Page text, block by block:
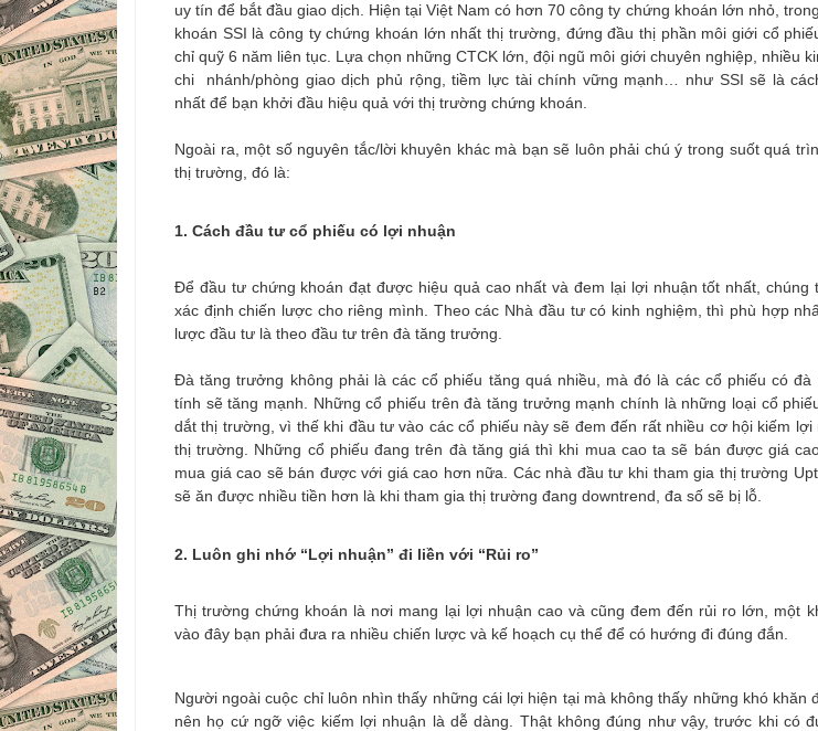
uy tín để bắt đầu giao dịch. Hiện tại Việt Nam có hơn 70 công ty chứng khoán lớn nhỏ,
khoán SSI là công ty chứng khoán lớn nhất thị trường, đứng đầu thị phần môi giới cổ
chỉ quỹ 6 năm liên tục. Lựa chọn những CTCK lớn, đội ngũ môi giới chuyên nghiệp, nhiều
chi nhánh/phòng giao dịch phủ rộng, tiềm lực tài chính vững mạnh… như SSI sẽ là
nhất để bạn khởi đầu hiệu quả với thị trường chứng khoán.
Ngoài ra, một số nguyên tắc/lời khuyên khác mà bạn sẽ luôn phải chú ý trong suốt quá
thị trường, đó là:
1. Cách đầu tư cổ phiếu có lợi nhuận
Để đầu tư chứng khoán đạt được hiệu quả cao nhất và đem lại lợi nhuận tốt nhất, chúng
xác định chiến lược cho riêng mình. Theo các Nhà đầu tư có kinh nghiệm, thì phù hợp
lược đầu tư là theo đầu tư trên đà tăng trưởng.
Đà tăng trưởng không phải là các cổ phiếu tăng quá nhiều, mà đó là các cổ phiếu có đà
tính sẽ tăng mạnh. Những cổ phiếu trên đà tăng trưởng mạnh chính là những loại cổ
dắt thị trường, vì thế khi đầu tư vào các cổ phiếu này sẽ đem đến rất nhiều cơ hội kiếm lợi
thị trường. Những cổ phiếu đang trên đà tăng giá thì khi mua cao ta sẽ bán được giá
mua giá cao sẽ bán được với giá cao hơn nữa. Các nhà đầu tư khi tham gia thị trường
sẽ ăn được nhiều tiền hơn là khi tham gia thị trường đang downtrend, đa số sẽ bị lỗ.
2. Luôn ghi nhớ “Lợi nhuận” đi liền với “Rủi ro”
Thị trường chứng khoán là nơi mang lại lợi nhuận cao và cũng đem đến rủi ro lớn, một
vào đây bạn phải đưa ra nhiều chiến lược và kế hoạch cụ thể để có hướng đi đúng đắn.
Người ngoài cuộc chỉ luôn nhìn thấy những cái lợi hiện tại mà không thấy những khó khăn
nên họ cứ ngỡ việc kiếm lợi nhuận là dễ dàng. Thật không đúng như vậy, trước khi có